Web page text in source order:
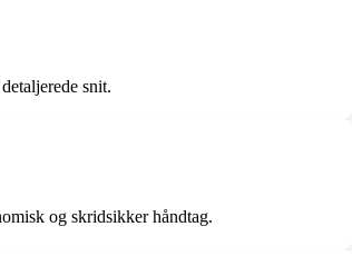
snit.
og skridsikker håndtag.